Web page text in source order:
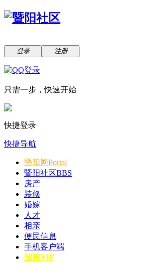
登录 注册
只需一步，快速开始
快捷登录
快捷导航
暨阳网Portal
暨阳社区BBS
房产
装修
婚嫁
人才
相亲
便民信息
手机客户端
招聘VIP